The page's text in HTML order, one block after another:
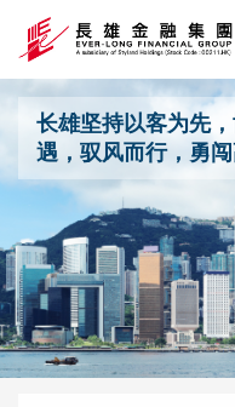
长雄坚持以客为先
遇，驭风而行，勇闯